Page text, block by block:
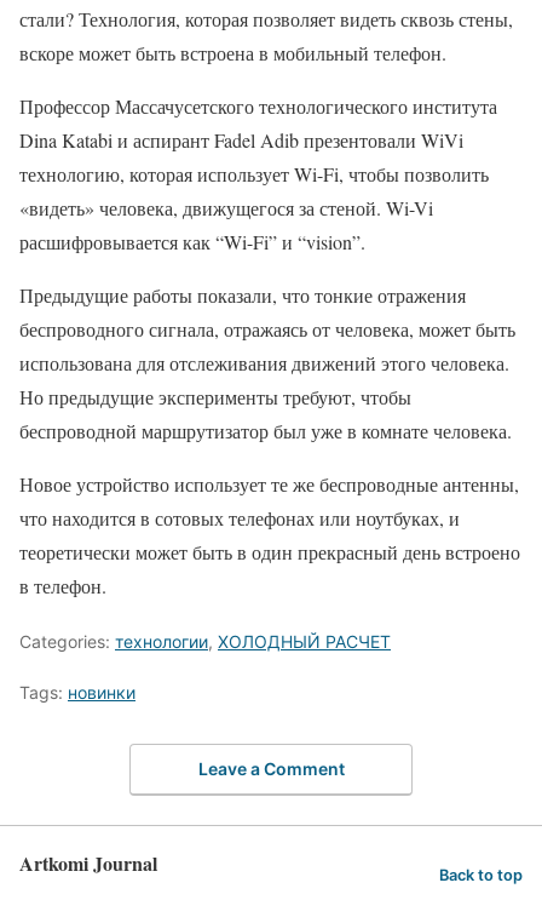
стали? Технология, которая позволяет видеть сквозь стены,
вскоре может быть встроена в мобильный телефон.
Профессор Массачусетского технологического института
Dina Katabi и аспирант Fadel Adib презентовали Wi­Vi
технологию, которая использует Wi-Fi, чтобы позволить
«видеть» человека, движущегося за стеной. Wi-Vi
расшифровывается как “Wi-Fi” и “vision”.
Предыдущие работы показали, что тонкие отражения
беспроводного сигнала, отражаясь от человека, может быть
использована для отслеживания движений этого человека.
Но предыдущие эксперименты требуют, чтобы
беспроводной маршрутизатор был уже в комнате человека.
Новое устройство использует те же беспроводные антенны,
что находится в сотовых телефонах или ноутбуках, и
теоретически может быть в один прекрасный день встроено
в телефон.
Categories: технологии, ХОЛОДНЫЙ РАСЧЕТ
Tags: новинки
Leave a Comment
Artkomi Journal Back to top